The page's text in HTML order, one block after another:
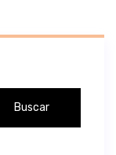
Buscar